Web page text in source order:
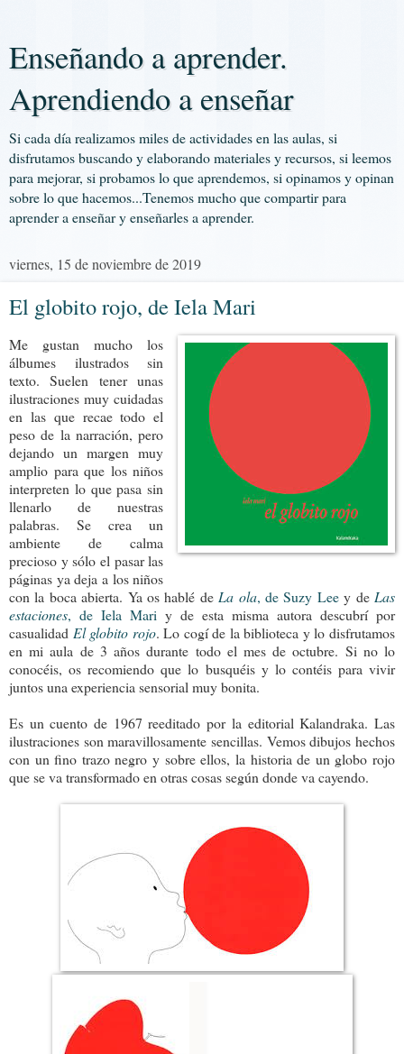
Enseñando a aprender.
Aprendiendo a enseñar
Si cada día realizamos miles de actividades en las aulas, si
disfrutamos buscando y elaborando materiales y recursos, si leemos
para mejorar, si probamos lo que aprendemos, si opinamos y opinan
sobre lo que hacemos...Tenemos mucho que compartir para
aprender a enseñar y enseñarles a aprender.
viernes, 15 de noviembre de 2019
El globito rojo, de Iela Mari
Me gustan mucho los
álbumes ilustrados sin
texto. Suelen tener unas
ilustraciones muy cuidadas
en las que recae todo el
peso de la narración, pero
dejando un margen muy
amplio para que los niños
interpreten lo que pasa sin
llenarlo de nuestras
palabras. Se crea un
ambiente de calma
precioso y sólo el pasar las
páginas ya deja a los niños
con la boca abierta. Ya os hablé de La ola, de Suzy Leey de Las
estaciones, de Iela Mari y de esta misma autora descubrí por
casualidad El globito rojo. Lo cogí de la biblioteca y lo disfrutamos
en mi aula de 3 años durante todo el mes de octubre. Si no lo
conocéis, os recomiendo que lo busquéis y lo contéis para vivir
juntos una experiencia sensorial muy bonita.
Es un cuento de 1967 reeditado por la editorial Kalandraka. Las
ilustraciones son maravillosamente sencillas. Vemos dibujos hechos
con un fino trazo negro y sobre ellos, la historia de un globo rojo
que se va transformado en otras cosas según donde va cayendo.